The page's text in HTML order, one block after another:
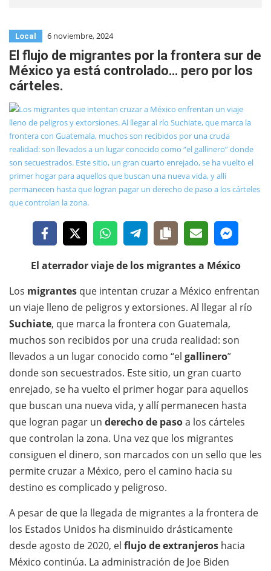
Local 6 noviembre, 2024
El flujo de migrantes por la frontera sur de
México ya está controlado… pero por los
cárteles.
El aterrador viaje de los migrantes a México
Los migrantes que intentan cruzar a México enfrentan
un viaje lleno de peligros y extorsiones. Al llegar al río
Suchiate, que marca la frontera con Guatemala,
muchos son recibidos por una cruda realidad: son
llevados a un lugar conocido como “el gallinero”
donde son secuestrados. Este sitio, un gran cuarto
enrejado, se ha vuelto el primer hogar para aquellos
que buscan una nueva vida, y allí permanecen hasta
que logran pagar un derecho de pasoa los cárteles
que controlan la zona. Una vez que los migrantes
consiguen el dinero, son marcados con un sello que les
permite cruzar a México, pero el camino hacia su
destino es complicado y peligroso.
A pesar de que la llegada de migrantes a la frontera de
los Estados Unidos ha disminuido drásticamente
desde agosto de 2020, el flujo de extranjeros hacia
México continúa. La administración de Joe Biden